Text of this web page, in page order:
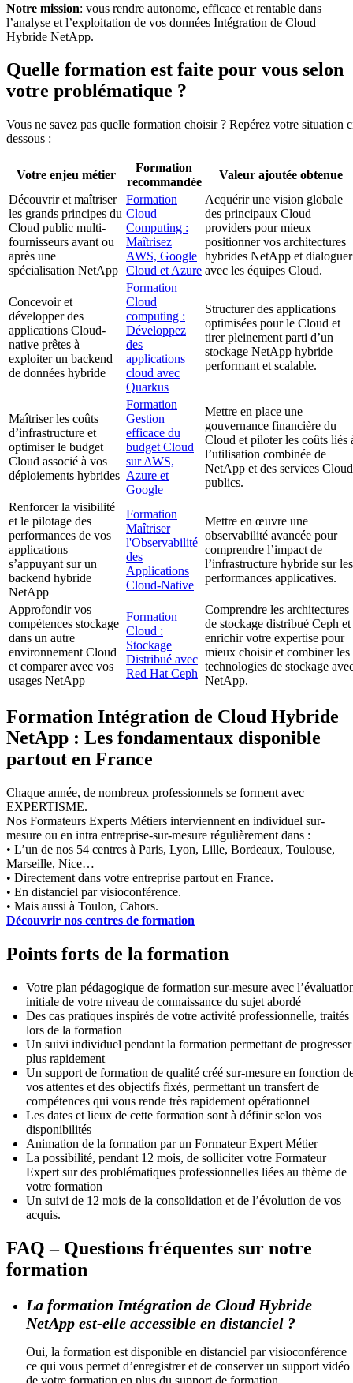
Notre mission: vous rendre autonome, efficace et rentable dans
l’analyse et l’exploitation de vos données Intégration de Cloud
Hybride NetApp.
Quelle formation est faite pour vous selon
votre problématique ?
Vous ne savez pas quelle formation choisir ? Repérez votre situation
dessous :
Votre enjeu métier
Formation
recommandée
Valeur ajoutée obtenue
Découvrir et maîtriser
les grands principes du
Cloud public multi-
fournisseurs avant ou
après une
spécialisation NetApp
Formation
Cloud
Computing :
Maîtrisez
AWS, Google
Cloud et Azure
Acquérir une vision globale
des principaux Cloud
providers pour mieux
positionner vos architectures
hybrides NetApp et dialoguer
avec les équipes Cloud.
Concevoir et
développer des
applications Cloud-
native prêtes à
exploiter un backend
de données hybride
Formation
Cloud
computing :
Développez
des
applications
cloud avec
Quarkus
Structurer des applications
optimisées pour le Cloud et
tirer pleinement parti d’un
stockage NetApp hybride
performant et scalable.
Maîtriser les coûts
d’infrastructure et
optimiser le budget
Cloud associé à vos
déploiements hybrides
Formation
Gestion
efficace du
budget Cloud
sur AWS,
Azure et
Google
Mettre en place une
gouvernance financière du
Cloud et piloter les coûts liés
l’utilisation combinée de
NetApp et des services Cloud
publics.
Renforcer la visibilité
et le pilotage des
performances de vos
applications
s’appuyant sur un
backend hybride
NetApp
Formation
Maîtriser
l'Observabilité
des
Applications
Cloud-Native
Mettre en œuvre une
observabilité avancée pour
comprendre l’impact de
l’infrastructure hybride sur les
performances applicatives.
Approfondir vos
compétences stockage
dans un autre
environnement Cloud
et comparer avec vos
usages NetApp
Formation
Cloud :
Stockage
Distribué avec
Red Hat Ceph
Comprendre les architectures
de stockage distribué Ceph et
enrichir votre expertise pour
mieux choisir et combiner les
technologies de stockage
NetApp.
Formation Intégration de Cloud Hybride
NetApp : Les fondamentaux disponible
partout en France
Chaque année, de nombreux professionnels se forment avec
EXPERTISME.
Nos Formateurs Experts Métiers interviennent en individuel sur-
mesure ou en intra entreprise-sur-mesure régulièrement dans :
• L’un de nos 54 centres à Paris, Lyon, Lille, Bordeaux, Toulouse,
Marseille, Nice…
• Directement dans votre entreprise partout en France.
• En distanciel par visioconférence.
• Mais aussi à Toulon, Cahors.
Découvrir nos centres de formation
Points forts de la formation
Votre plan pédagogique de formation sur-mesure avec
initiale de votre niveau de connaissance du sujet abordé
Des cas pratiques inspirés de votre activité professionnelle, traités
lors de la formation
Un suivi individuel pendant la formation permettant de progresser
plus rapidement
Un support de formation de qualité créé sur-mesure en fonction
vos attentes et des objectifs fixés, permettant un transfert de
compétences qui vous rende très rapidement opérationnel
Les dates et lieux de cette formation sont à définir selon vos
disponibilités
Animation de la formation par un Formateur Expert Métier
La possibilité, pendant 12 mois, de solliciter votre Formateur
Expert sur des problématiques professionnelles liées au thème de
votre formation
Un suivi de 12 mois de la consolidation et de l’évolution de vos
acquis.
FAQ – Questions fréquentes sur notre
formation
La formation Intégration de Cloud Hybride
NetApp est-elle accessible en distanciel ?
Oui, la formation est disponible en distanciel par visioconférence
ce qui vous permet d’enregistrer et de conserver un support vidéo
de votre formation en plus du support de formation.